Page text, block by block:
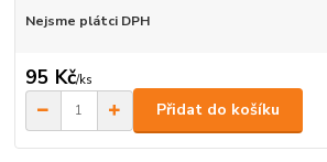
Nejsme plátci DPH
95 Kč/ks
Přidat do košíku